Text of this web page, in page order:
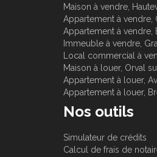
Maison à vendre,
Appartement à vendre,
Appartement à vendre,
Immeuble à vendre,
Local commercial à
Maison à louer, Orval
Appartement à louer,
Appartement à louer,
Nos outils
Simulateur de crédits
Calcul de frais de